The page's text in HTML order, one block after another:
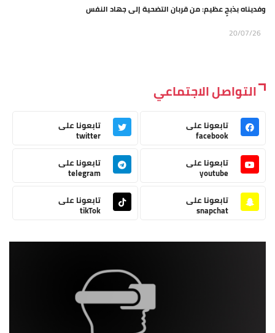
وفديناه بذبحٍ عظيم: من قربان التضحية إلى جهاد النفس
20/07/26
التواصل الاجتماعي
تابعونا على
facebook
تابعونا على
twitter
تابعونا على
youtube
تابعونا على
telegram
تابعونا على
snapchat
تابعونا على
tikTok